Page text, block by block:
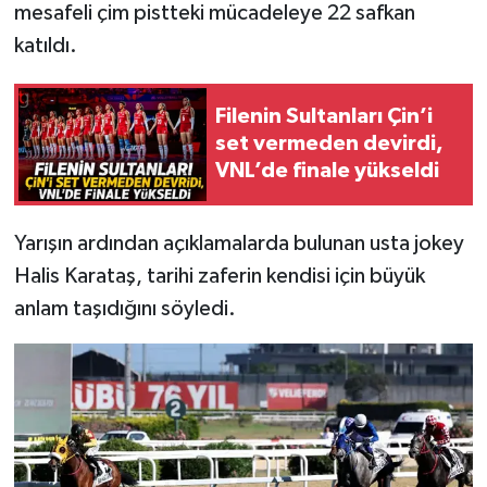
mesafeli çim pistteki mücadeleye 22 safkan
katıldı.
Filenin Sultanları Çin’i
set vermeden devirdi,
VNL’de finale yükseldi
Yarışın ardından açıklamalarda bulunan usta jokey
Halis Karataş, tarihi zaferin kendisi için büyük
anlam taşıdığını söyledi.